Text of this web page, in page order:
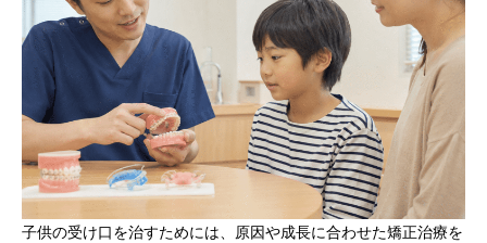
子供の受け口を治すためには、原因や成長に合わせた矯正治療を